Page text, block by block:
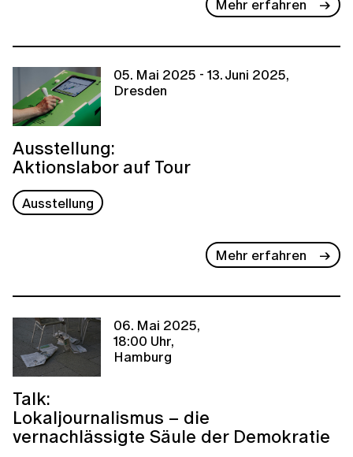
Mehr erfahren
05. Mai 2025 - 13. Juni 2025,
Dresden
Ausstellung:
Aktionslabor auf Tour
Ausstellung
Mehr erfahren
06. Mai 2025,
18:00 Uhr,
Hamburg
Talk:
Lokaljournalismus – die
vernachlässigte Säule der Demokratie